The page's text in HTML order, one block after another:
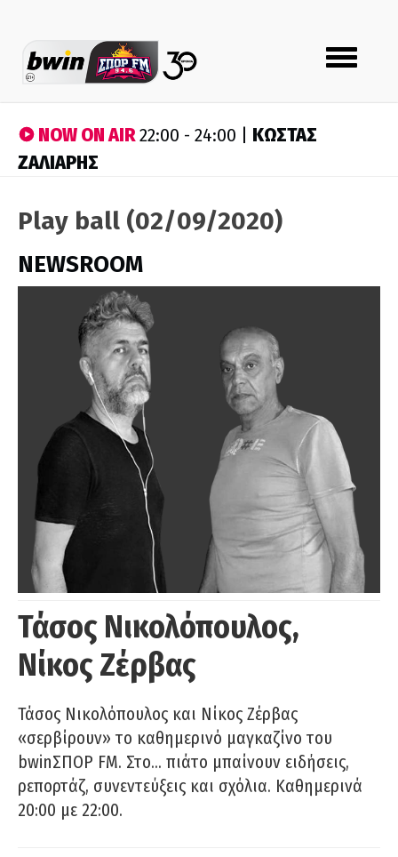
Toggle
navigation
NOW ON AIR22:00 - 24:00 | ΚΩΣΤΑΣ
ΖΑΛΙΑΡΗΣ
Play ball (02/09/2020)
NEWSROOM
Τάσος Νικολόπουλος,
Νίκος Ζέρβας
Τάσος Νικολόπουλος και Νίκος Ζέρβας
«σερβίρουν» το καθημερινό μαγκαζίνο του
bwinΣΠΟΡ FM. Στο… πιάτο μπαίνουν ειδήσεις,
ρεπορτάζ, συνεντεύξεις και σχόλια. Καθημερινά
20:00 με 22:00.